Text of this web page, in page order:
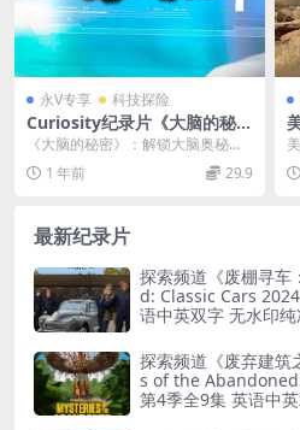
永V专享 科技探险
Curiosity纪录片《大脑的秘密
Secrets of the Brain 2021》
第1-2季全20集 英语中英双字
无水印纯净版 1080P/MKV/3
《大脑的秘密》：解锁大脑奥秘的
奇妙之旅 《大脑的秘密 Secrets of
th...1 年前 29.9
最新纪录片
探索频道《废棚寻
d: Classic Cars
语中英双字 无水印
探索频道《废弃建
s of the
第4季全9集 英语中